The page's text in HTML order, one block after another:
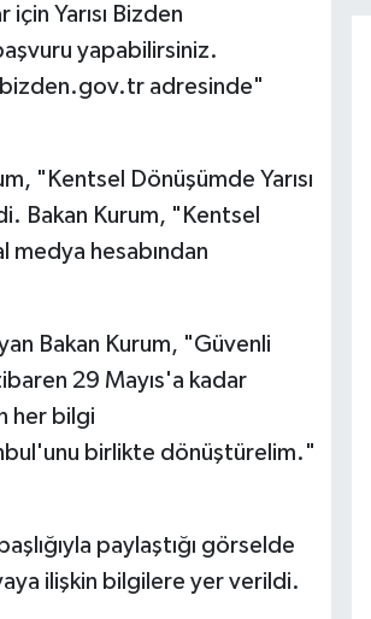
Yarısı Bizden
yapabilirsiniz.
adresinde"
"Kentsel Dönüşümde Yarısı
Bakan Kurum, "Kentsel
medya hesabından
Bakan Kurum, "Güvenli
29 Mayıs'a kadar
her bilgi
birlikte dönüştürelim."
paylaştığı görselde
ilişkin bilgilere yer verildi.